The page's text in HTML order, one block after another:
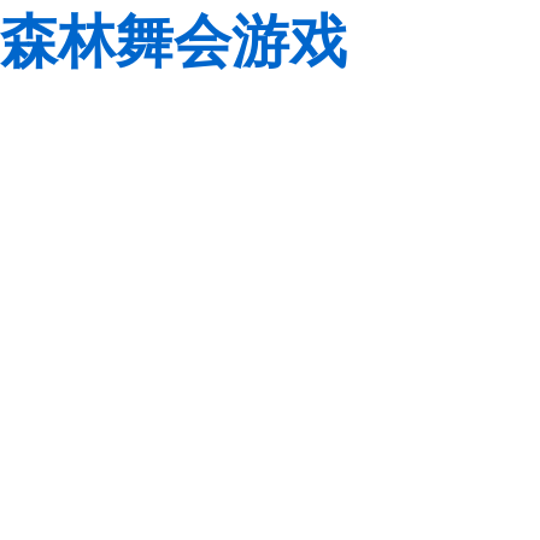
森林舞会游戏